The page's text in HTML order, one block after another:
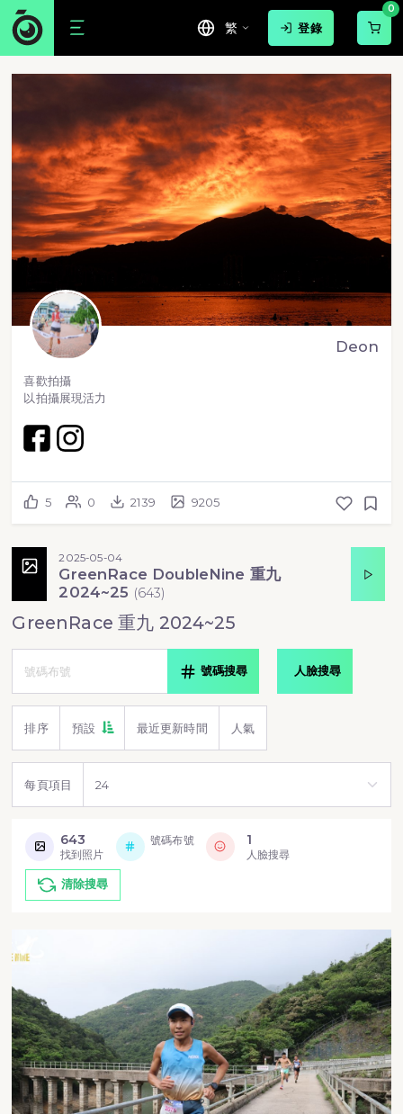
繁 登錄
0
Deon
喜歡拍攝
以拍攝展現活力
5 0 2139 9205
2025-05-04
GreenRace DoubleNine 重九
2024~25 (643)
GreenRace 重九 2024~25
號碼搜尋 人臉搜尋
排序 預設 最近更新時間 人氣
每頁項目
643
找到照片
號碼布號 1
人臉搜尋
清除搜尋